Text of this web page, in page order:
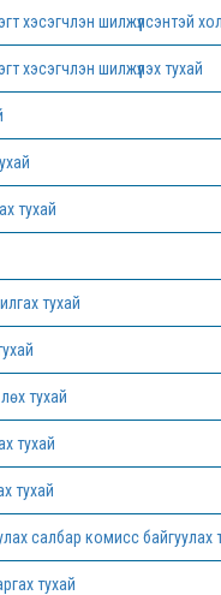
хэсэгчлэн шилжүүлсэнтэй
хэсэгчлэн шилжүүлэх тухай
тухай
тухай
тухай
тухай
тухай
салбар комисс байгуулах
тухай